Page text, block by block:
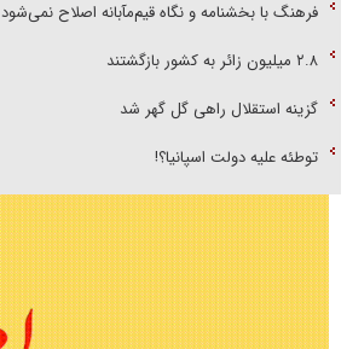
فرهنگ با بخشنامه و نگاه قیم‌مآبانه اصلاح نمی‌شود
۲.۸ میلیون زائر به کشور بازگشتند
گزینه استقلال راهی گل گهر شد
توطئه علیه دولت اسپانیا؟!